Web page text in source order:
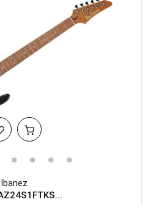
Ibanez